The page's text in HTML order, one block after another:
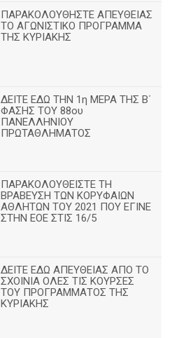
ΠΑΡΑΚΟΛΟΥΘΗΣΤΕ ΑΠΕΥΘΕΙΑΣ
ΤΟ ΑΓΩΝΙΣΤΙΚΟ ΠΡΟΓΡΑΜΜΑ
ΤΗΣ ΚΥΡΙΑΚΗΣ
ΔΕΙΤΕ ΕΔΩ ΤΗΝ 1η ΜΕΡΑ ΤΗΣ Β΄
ΦΑΣΗΣ ΤΟΥ 88ου
ΠΑΝΕΛΛΗΝΙΟΥ
ΠΡΩΤΑΘΛΗΜΑΤΟΣ
ΠΑΡΑΚΟΛΟΥΘΕΙΣΤΕ ΤΗ
ΒΡΑΒΕΥΣΗ ΤΩΝ ΚΟΡΥΦΑΙΩΝ
ΑΘΛΗΤΩΝ ΤΟΥ 2021 ΠΟΥ ΕΓΙΝΕ
ΣΤΗΝ ΕΟΕ ΣΤΙΣ 16/5
ΔΕΙΤΕ ΕΔΩ ΑΠΕΥΘΕΙΑΣ ΑΠΟ ΤΟ
ΣΧΟΙΝΙΑ ΟΛΕΣ ΤΙΣ ΚΟΥΡΣΕΣ
ΤΟΥ ΠΡΟΓΡΑΜΜΑΤΟΣ ΤΗΣ
ΚΥΡΙΑΚΗΣ